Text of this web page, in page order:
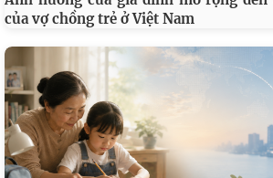
của vợ chồng trẻ ở Việt Nam